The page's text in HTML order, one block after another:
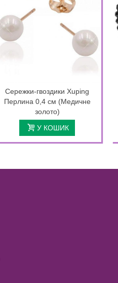
Сережки-гвоздики Xuping
Перлина 0,4 см (Медичне
золото)
У КОШИК